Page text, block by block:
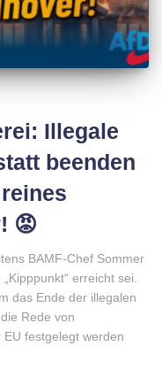
Illegale
beenden
😡
BAMF-Chef Sommer
erreicht sei.
das Ende der illegalen
Rede von
EU festgelegt werden